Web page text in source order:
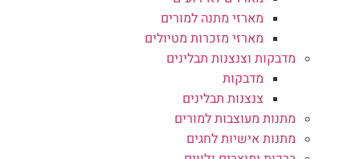
מארזי מתנה למורים
מארזי מזכרות מטיולים
מדבקות וצנצנות תבלינים
מדבקות
צנצנות תבלינים
מתנות מעוצבות למורים
מתנות אישיות לחגים